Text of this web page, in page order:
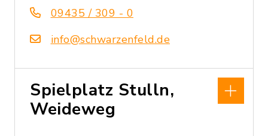
09435 / 309 - 0
info@schwarzenfeld.de
Spielplatz Stulln,
Weideweg